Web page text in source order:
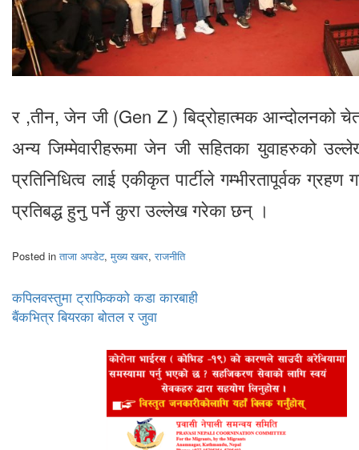
र ,तीन, जेन जी (Gen Z ) बिद्रोहात्मक आन्दोलनको
अन्य जिम्मेवारीहरूमा जेन जी सहितका युवाहरुको
प्रतिनिधित्व लाई एकीकृत पार्टीले गम्भीरतापूर्वक
प्रतिबद्ध हुनु पर्ने कुरा उल्लेख गरेका छन् ।
Posted inताजा अपडेट,मुख्य खबर,राजनीति
Post
navigation
कपिलवस्तुमा ट्राफिकको कडा कारबाही
बैंकभित्र बियरका बोतल र जुवा